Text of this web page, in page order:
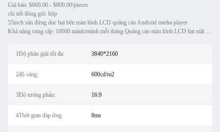
Giá bán: $600.00 - $800.00/pieces
chi tiết đóng gói: hộp
55inch sàn đứng dọc hai bên màn hình LCD quảng cáo Android media player
Khả năng cung cấp: 10000 mảnh/mảnh mỗi tháng Quảng cáo màn hình LCD hai mặt đứng thẳng đứng trên sàn 55 inch
1Độ phân giải tối đa: 3840*2160
2độ sáng: 600cd/m2
3Độ tương phản: 16:9
4Thời gian đáp ứng: 8ms